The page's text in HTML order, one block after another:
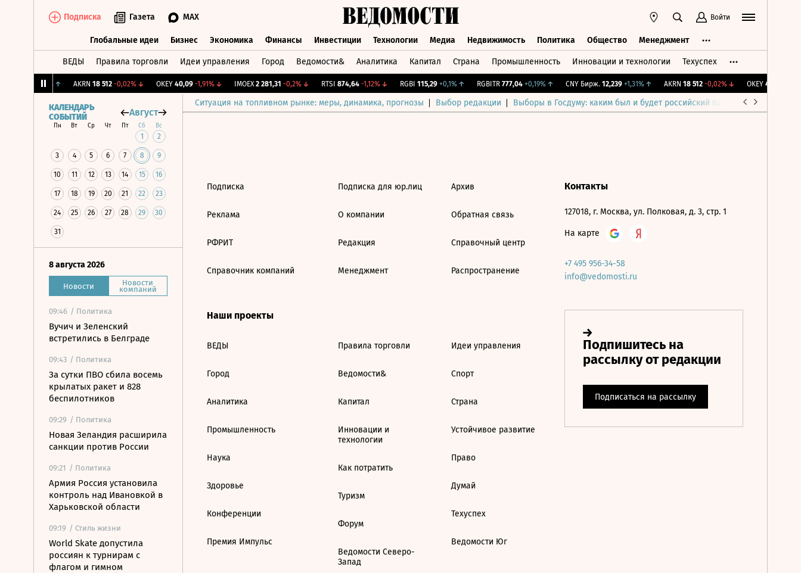
Подписка Газета MAX Войти
Глобальные идеи Бизнес Экономика Финансы Инвестиции Технологии Медиа Недвижимость Политика Общество Менеджмент
ВЕДЫ Правила торговли Идеи управления Город Ведомости& Аналитика Капитал Страна Промышленность Инновации и технологии Техуспех
↑ AKRN 18 512 -0,02%↓ OKEY 40,09 -1,91%↓ IMOEX 2 281,31 -0,2%↓ RTSI 874,64 -1,12%↓ RGBI 115,29 +0,1%↑ RGBITR 777,04 +0,19%↑ CNY Бирж. 12,239 +1,31%↑ AKRN 18 512 -0,02%↓ OKEY 40,09
Ситуация на топливном рынке: меры, динамика, прогнозы Выбор редакции Выборы в Госдуму: каким был и будет российский парламент
КАЛЕНДАРЬ
СОБЫТИЙ
Август
Пн Вт Ср Чт Пт Сб Вс
1 2
3 4 5 6 7 8 9
10 11 12 13 14 15 16
17 18 19 20 21 22 23
24 25 26 27 28 29 30
31
8 августа 2026
Новости Новости
компаний
09:46 / Политика
Вучич и Зеленский
встретились в Белграде
09:43 / Политика
За сутки ПВО сбила восемь
крылатых ракет и 828
беспилотников
09:29 / Политика
Новая Зеландия расширила
санкции против России
09:21 / Политика
Армия Россия установила
контроль над Ивановкой в
Харьковской области
09:19 / Стиль жизни
World Skate допустила
россиян к турнирам с
флагом и гимном
Подписка
Реклама
РФРИТ
Справочник компаний
Подписка для юр.лиц
О компании
Редакция
Менеджмент
Архив
Обратная связь
Справочный центр
Распространение
Наши проекты
ВЕДЫ
Город
Аналитика
Промышленность
Наука
Здоровье
Конференции
Премия Импульс
Правила торговли
Ведомости&
Капитал
Инновации и
технологии
Как потратить
Туризм
Форум
Ведомости Северо-
Запад
Идеи управления
Спорт
Страна
Устойчивое развитие
Право
Думай
Техуспех
Ведомости Юг
Контакты
127018, г. Москва, ул. Полковая, д. 3, стр. 1
На карте
+7 495 956-34-58
info@vedomosti.ru